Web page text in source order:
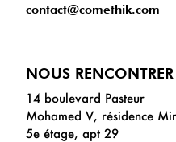
contact@comethik.com
NOUS RENCONTRER
14 boulevard Pasteur
Mohamed V, résidence
5e étage, apt 29